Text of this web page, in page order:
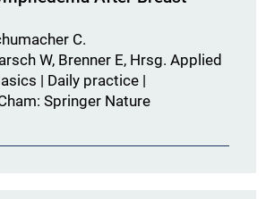
C.
W, Brenner E, Hrsg. Applied
| Daily practice |
Springer Nature